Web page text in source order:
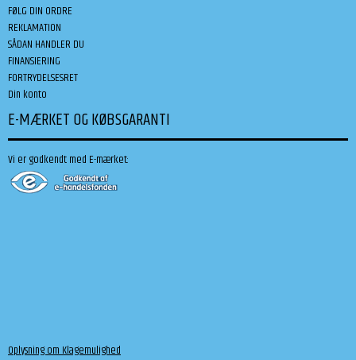
FØLG DIN ORDRE
REKLAMATION
SÅDAN HANDLER DU
FINANSIERING
FORTRYDELSESRET
Din konto
E-MÆRKET OG KØBSGARANTI
Vi er godkendt med E-mærket:
Oplysning om Klagemulighed